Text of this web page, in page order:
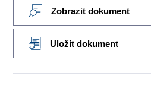
Zobrazit dokument
Uložit dokument